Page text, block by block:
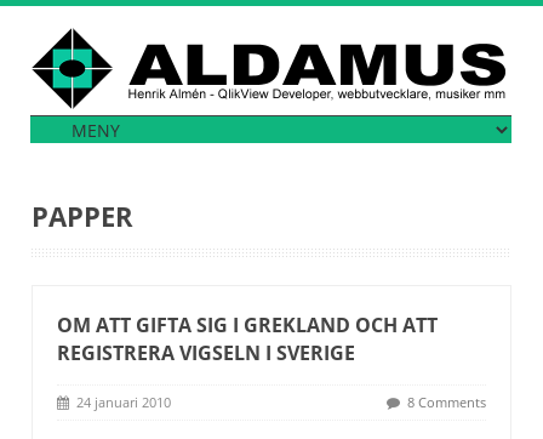
PAPPER
OM ATT GIFTA SIG I GREKLAND OCH ATT
REGISTRERA VIGSELN I SVERIGE
24 januari 2010 8 Comments